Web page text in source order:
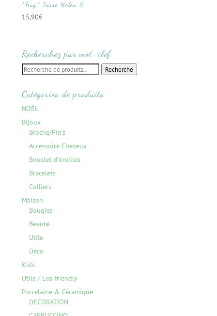
*Hug* Tasse Helen B
15,90€
Recherchez par mot-clef
Recherche
pour :
Recherche
Catégories de produits
NOËL
Bijoux
Broche/Pin's
Accessoire Cheveux
Boucles d'oreilles
Bracelets
Colliers
Maison
Bougies
Beauté
Utile
Déco
Kids
Utile / Eco friendly
Porcelaine & Céramique
DECORATION